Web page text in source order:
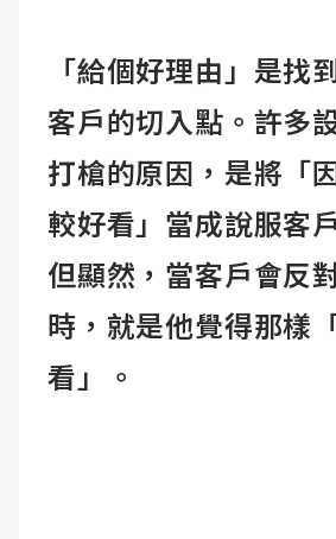
「給個好理由」是找
客戶的切入點。 許多
打槍的原因，是將「
較好看」當成說服客
但顯然，當客戶會反
時，就是他覺得那樣
看」。